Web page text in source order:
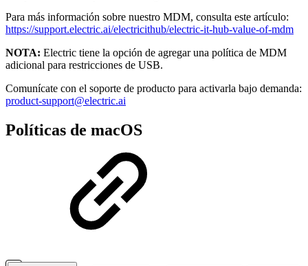
Para más información sobre nuestro MDM, consulta este artículo:
https://support.electric.ai/electricithub/electric-it-hub-value-of-mdm
NOTA: Electric tiene la opción de agregar una política de MDM
adicional para restricciones de USB.
Comunícate con el soporte de producto para activarla bajo demanda:
product-support@electric.ai
Políticas de macOS